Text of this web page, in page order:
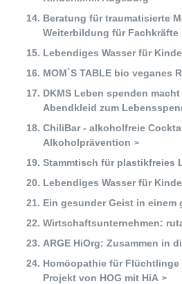
Beratung für traumatisierte
Weiterbildung für Fachkräfte
Lebendiges Wasser für
MOM`S TABLE bio veganes
DKMS Leben spenden
Abendkleid zum
ChiliBar - alkoholfreie
Alkoholprävention
Stammtisch für plastikfreies
Lebendiges Wasser für
Ein gesunder Geist in einem
Wirtschaftsunternehmen:
ARGE HiOrg: Zusammen in
Homöopathie für
Projekt von HOG mit HiA